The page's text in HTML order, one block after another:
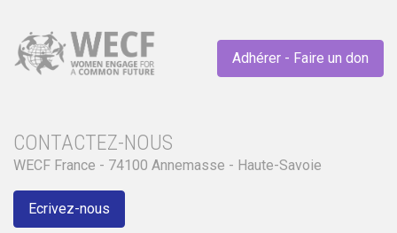
Adhérer - Faire un don
CONTACTEZ-NOUS
WECF France - 74100 Annemasse - Haute-Savoie
Ecrivez-nous